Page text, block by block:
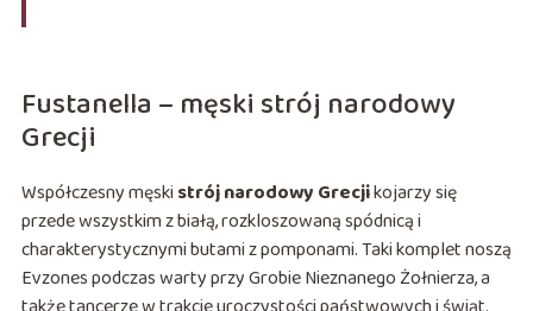
Fustanella – męski strój narodowy
Grecji
Współczesny męski strój narodowy Grecjikojarzy się
przede wszystkim z białą, rozkloszowaną spódnicą i
charakterystycznymi butami z pomponami. Taki komplet noszą
Evzones podczas warty przy Grobie Nieznanego Żołnierza, a